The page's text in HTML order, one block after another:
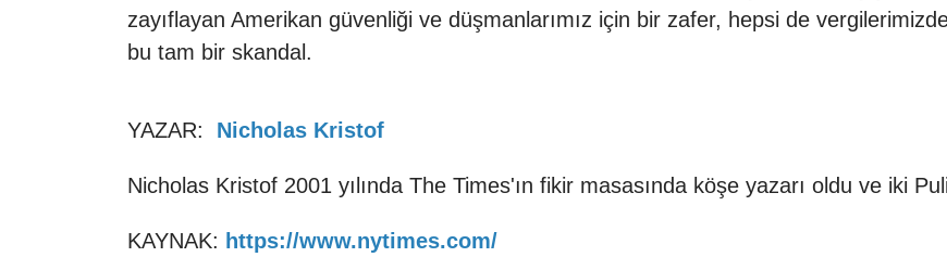
zayıflayan Amerikan güvenliği ve düşmanlarımız için bir zafer, hepsi de
bu tam bir skandal.
YAZAR: Nicholas Kristof
Nicholas Kristof 2001 yılında The Times'ın fikir masasında köşe yazarı oldu ve iki
KAYNAK: https://www.nytimes.com/